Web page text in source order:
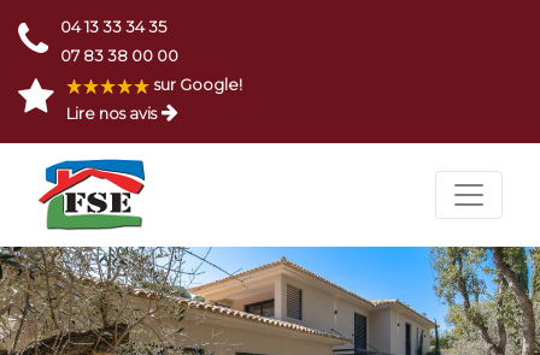
04 13 33 34 35
07 83 38 00 00
sur Google!
Lire nos avis